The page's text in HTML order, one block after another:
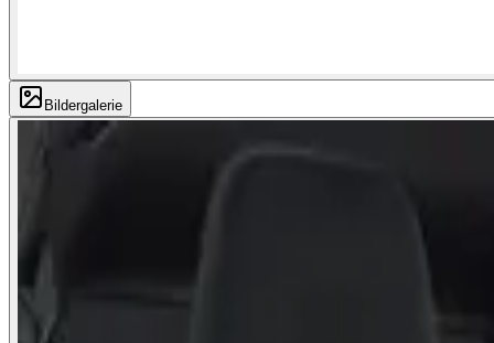
Bildergalerie